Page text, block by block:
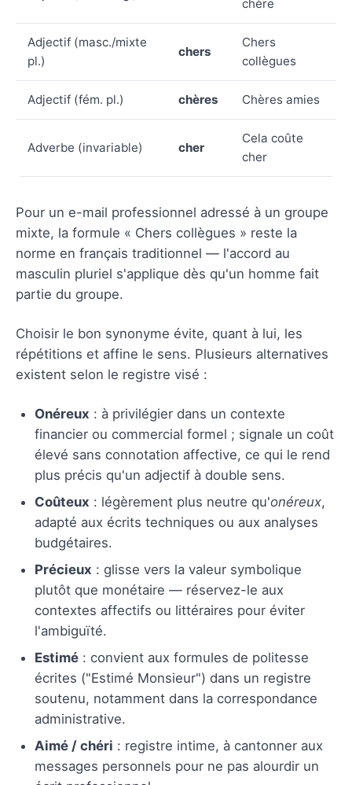
chère
Adjectif (masc./mixte
pl.)
chers
Chers
collègues
Adjectif (fém. pl.) chères Chères amies
Adverbe (invariable) cher
Cela coûte
cher
Pour un e-mail professionnel adressé à un groupe
mixte, la formule « Chers collègues » reste la
norme en français traditionnel — l'accord au
masculin pluriel s'applique dès qu'un homme fait
partie du groupe.
Choisir le bon synonyme évite, quant à lui, les
répétitions et affine le sens. Plusieurs alternatives
existent selon le registre visé :
Onéreux : à privilégier dans un contexte
financier ou commercial formel ; signale un coût
élevé sans connotation affective, ce qui le rend
plus précis qu'un adjectif à double sens.
Coûteux : légèrement plus neutre qu'onéreux,
adapté aux écrits techniques ou aux analyses
budgétaires.
Précieux : glisse vers la valeur symbolique
plutôt que monétaire — réservez-le aux
contextes affectifs ou littéraires pour éviter
l'ambiguïté.
Estimé : convient aux formules de politesse
écrites ("Estimé Monsieur") dans un registre
soutenu, notamment dans la correspondance
administrative.
Aimé / chéri : registre intime, à cantonner aux
messages personnels pour ne pas alourdir un